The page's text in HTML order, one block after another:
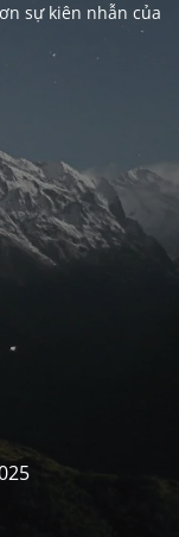
sự kiên nhẫn của